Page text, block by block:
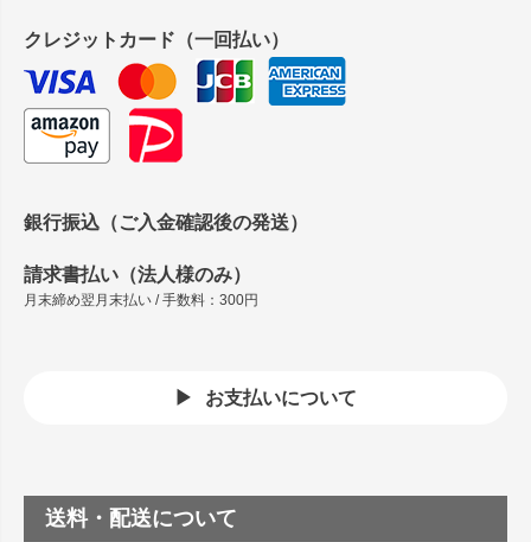
クレジットカード（一回払い）
銀行振込（ご入金確認後の発送）
請求書払い（法人様のみ）
月末締め翌月末払い / 手数料：300円
お支払いについて
送料・配送について